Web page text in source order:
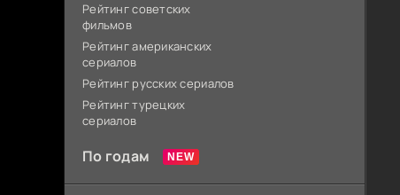
Рейтинг советских
фильмов
Рейтинг американских
сериалов
Рейтинг русских сериалов
Рейтинг турецких
сериалов
По годам